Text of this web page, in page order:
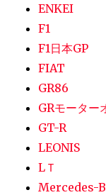
ENKEI
F1
F1日本GP
FIAT
GR86
GRモーター
GT-R
LEONIS
LＴ
Mercedes-